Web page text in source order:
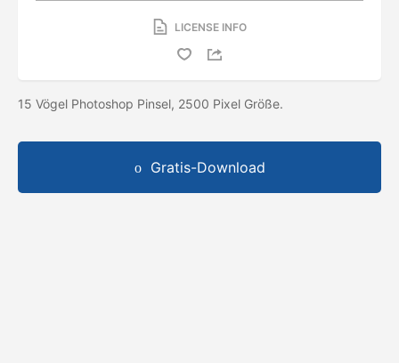
LICENSE INFO
15 Vögel Photoshop Pinsel, 2500 Pixel Größe.
Gratis-Download